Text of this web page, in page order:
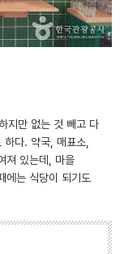
지만 없는 것 빼고 다
하다. 약국, 매표소,
져 있는데, 마을
에는 식당이 되기도